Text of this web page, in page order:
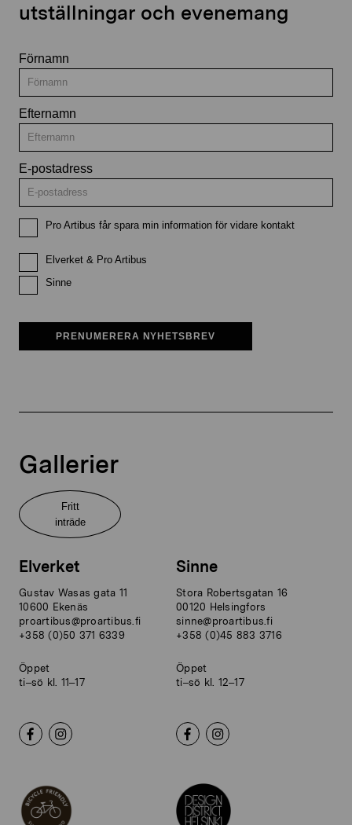
utställningar och evenemang
Förnamn
Efternamn
E-postadress
Pro Artibus får spara min information för vidare kontakt
Elverket & Pro Artibus
Sinne
PRENUMERERA NYHETSBREV
Gallerier
Fritt
inträde
Elverket
Gustav Wasas gata 11
10600 Ekenäs
proartibus@proartibus.fi
+358 (0)50 371 6339
Öppet
ti–sö kl. 11–17
Sinne
Stora Robertsgatan 16
00120 Helsingfors
sinne@proartibus.fi
+358 (0)45 883 3716
Öppet
ti–sö kl. 12–17